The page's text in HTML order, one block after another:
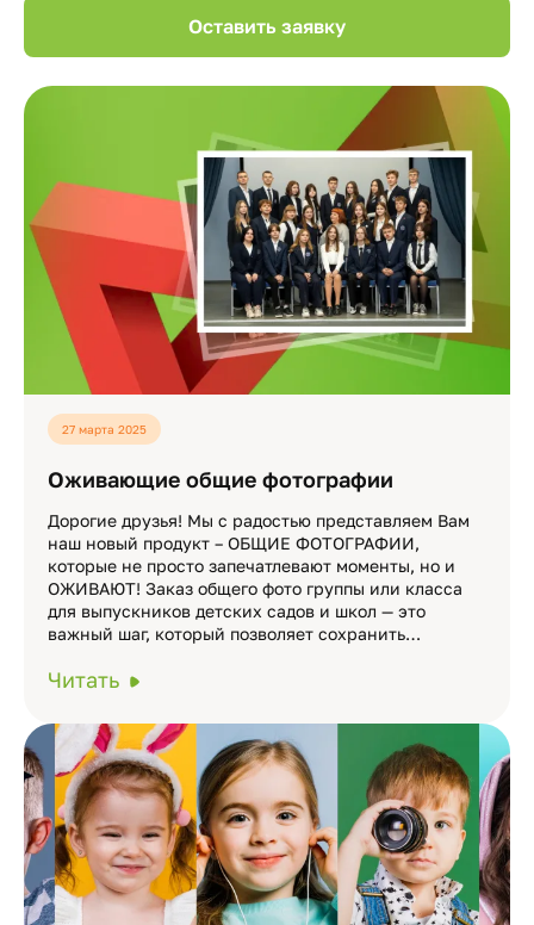
27 марта 2025
Оживающие общие фотографии
Дорогие друзья! Мы с радостью представляем Вам
наш новый продукт – ОБЩИЕ ФОТОГРАФИИ,
которые не просто запечатлевают моменты, но и
ОЖИВАЮТ! Заказ общего фото группы или класса
для выпускников детских садов и школ — это
важный шаг, который позволяет сохранить…
Читать